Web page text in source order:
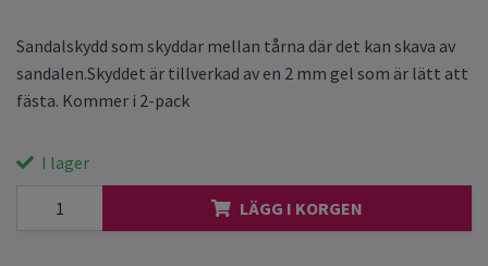
Sandalskydd som skyddar mellan tårna där det kan skava av
sandalen.Skyddet är tillverkad av en 2 mm gel som är lätt att
fästa. Kommer i 2-pack
I lager
LÄGG I KORGEN